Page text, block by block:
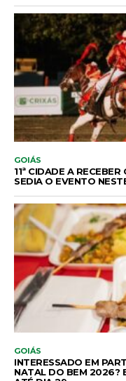
GOIÁS
11ª CIDADE A
SEDIA O EVENTO
GOIÁS
INTERESSADO EM
NATAL DO BEM 2026?